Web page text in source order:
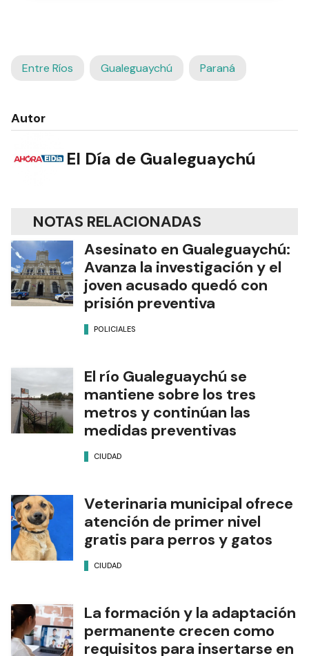
Entre Ríos Gualeguaychú Paraná
Autor
El Día de Gualeguaychú
NOTAS RELACIONADAS
Asesinato en Gualeguaychú:
Avanza la investigación y el
joven acusado quedó con
prisión preventiva
POLICIALES
El río Gualeguaychú se
mantiene sobre los tres
metros y continúan las
medidas preventivas
CIUDAD
Veterinaria municipal ofrece
atención de primer nivel
gratis para perros y gatos
CIUDAD
La formación y la adaptación
permanente crecen como
requisitos para insertarse en